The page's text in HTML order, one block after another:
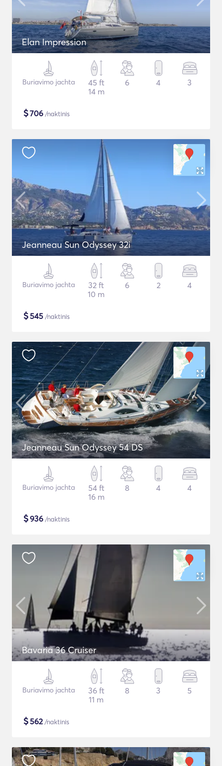
Elan Impression
Buriavimo jachta
45 ft
14 m
6 4 3
$706 /naktinis
Jeanneau Sun Odyssey 32i
Buriavimo jachta
32 ft
10 m
6 2 4
$545 /naktinis
Jeanneau Sun Odyssey 54 DS
Buriavimo jachta
54 ft
16 m
8 4 4
$936 /naktinis
Bavaria 36 Cruiser
Buriavimo jachta
36 ft
11 m
8 3 5
$562/naktinis